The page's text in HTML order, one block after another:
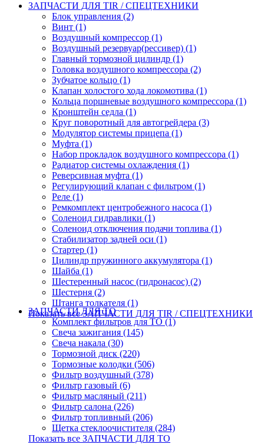
ЗАПЧАСТИ ДЛЯ TIR / СПЕЦТЕХНИКИ
Блок управления (2)
Винт (1)
Воздушный компрессор (1)
Воздушный резервуар(рессивер) (1)
Главный тормозной цилиндр (1)
Головка воздушного компрессора (2)
Зубчатое кольцо (1)
Клапан холостого хода локомотива (1)
Кольца поршневые воздушного компрессора (1)
Кронштейн седла (1)
Круг поворотный для автогрейдера (3)
Модулятор системы прицепа (1)
Муфта (1)
Набор прокладок воздушного компрессора (1)
Радиатор системы охлаждения (1)
Реверсивная муфта (1)
Регулирующий клапан с фильтром (1)
Реле (1)
Ремкомплект центробежного насоса (1)
Соленоид гидравлики (1)
Соленоид отключения подачи топлива (1)
Стабилизатор задней оси (1)
Стартер (1)
Цилиндр пружинного аккумулятора (1)
Шайба (1)
Шестеренный насос (гидронасос) (2)
Шестерня (2)
Штанга толкателя (1)
Показать все ЗАПЧАСТИ ДЛЯ TIR / СПЕЦТЕХНИКИ
ЗАПЧАСТИ ДЛЯ ТО
Комплект фильтров для ТО (1)
Свеча зажигания (145)
Свеча накала (30)
Тормозной диск (220)
Тормозные колодки (506)
Фильтр воздушный (378)
Фильтр газовый (6)
Фильтр масляный (211)
Фильтр салона (226)
Фильтр топливный (206)
Щетка стеклоочистителя (284)
Показать все ЗАПЧАСТИ ДЛЯ ТО